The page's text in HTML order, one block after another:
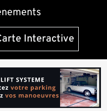
Interactive